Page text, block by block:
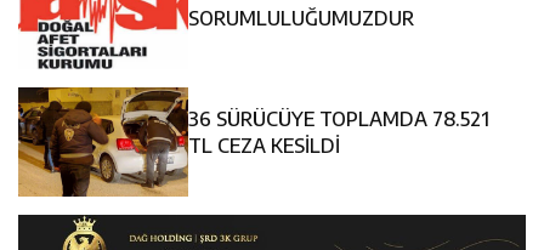
Kabri
14:24 Erzincan Aile ve Sosyal Hizmetler İl Müdürlüğünde
Değerlendirme Toplantısı
11:37 Kavakyoluspor’dan PGL Başvurusu: Gözler TFF’nin
Kararında
SORUMLULUĞUMUZDUR
36 SÜRÜCÜYE TOPLAMDA 78.521
TL CEZA KESİLDİ